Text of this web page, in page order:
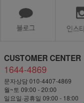
CUSTOMER CENTER
1644-4869
문자상담 010-4407-4869
월~토 09:00 - 20:00
일요일·공휴일 09:00 - 18:00